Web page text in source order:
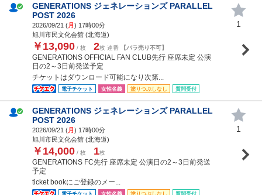
GENERATIONS ジェネレーションズ PARALLEL
POST 2026
2026/09/21 (月) 17時00分
旭川市民文化会館 (北海道)
￥13,090 / 枚 2枚 連番 【バラ売り不可】
GENERATIONS OFFICIAL FAN CLUB先行 座席未定 公演
日の2～3日前発送予定
チケットはダウンロード可能になり次第...
電子チケット 女性名義 塗りつぶしなし 質問受付
1
GENERATIONS ジェネレーションズ PARALLEL
POST 2026
2026/09/21 (月) 17時00分
旭川市民文化会館 (北海道)
￥14,000 / 枚 1枚
GENERATIONS FC先行 座席未定 公演日の2～3日前発送
予定
ticket bookにご登録のメー...
電子チケット 女性名義 塗りつぶしなし 質問受付
1